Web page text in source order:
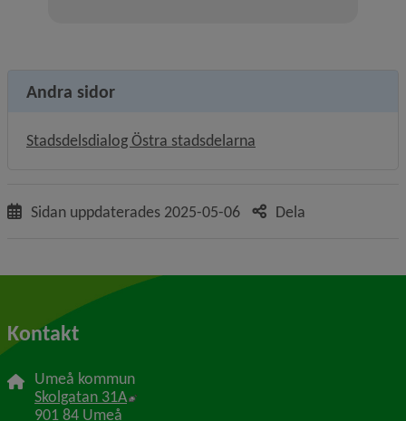
Andra sidor
Stadsdelsdialog Östra stadsdelarna
Sidan uppdaterades 2025-05-06 Dela
Kontakt
Umeå kommun
Skolgatan 31A Länk till annan webbplats, öppnas i nytt
901 84 Umeå